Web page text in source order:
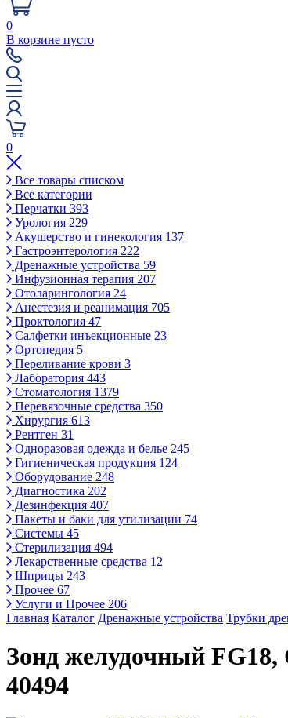
0
В корзине пусто
0
Все товары списком
Все категории
Перчатки 393
Урология 229
Акушерство и гинекология 137
Гастроэнтерология 222
Дренажные устройства 59
Инфузионная терапия 207
Отоларингология 24
Анестезия и реанимация 705
Проктология 47
Салфетки инъекционные 23
Ортопедия 5
Переливание крови 3
Лаборатория 443
Стоматология 1379
Перевязочные средства 350
Хирургия 613
Рентген 31
Одноразовая одежда и белье 245
Гигиеническая продукция 124
Оборудование 248
Диагностика 202
Дезинфекция 407
Пакеты и баки для утилизации 74
Системы 45
Стерилизация 494
Лекарственные средства 12
Шприцы 243
Прочее 67
Услуги и Прочее 206
Главная Каталог Дренажные устройства Трубки
Зонд желудочный FG18,
40494